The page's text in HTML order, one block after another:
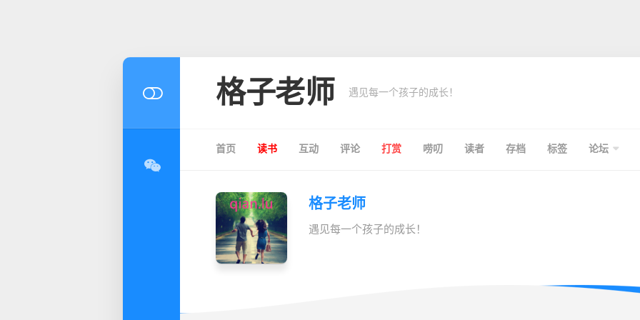
格子老师 遇见每一个孩子的成长！
首页 读书 互动 评论 打赏 唠叨 读者 存档 标签 论坛
格子老师
遇见每一个孩子的成长！